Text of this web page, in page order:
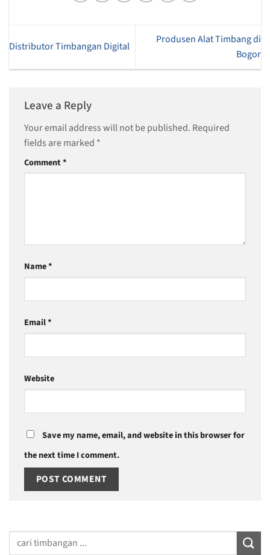
Distributor Timbangan Digital
Produsen Alat Timbang di
Bogor
Leave a Reply
Your email address will not be published. Required
fields are marked *
Comment*
Name*
Email*
Website
Save my name, email, and website in this browser for
the next time I comment.